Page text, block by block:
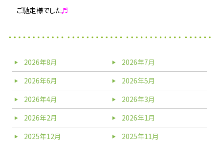
ご馳走様でした♬
2026年8月
2026年7月
2026年6月
2026年5月
2026年4月
2026年3月
2026年2月
2026年1月
2025年12月
2025年11月